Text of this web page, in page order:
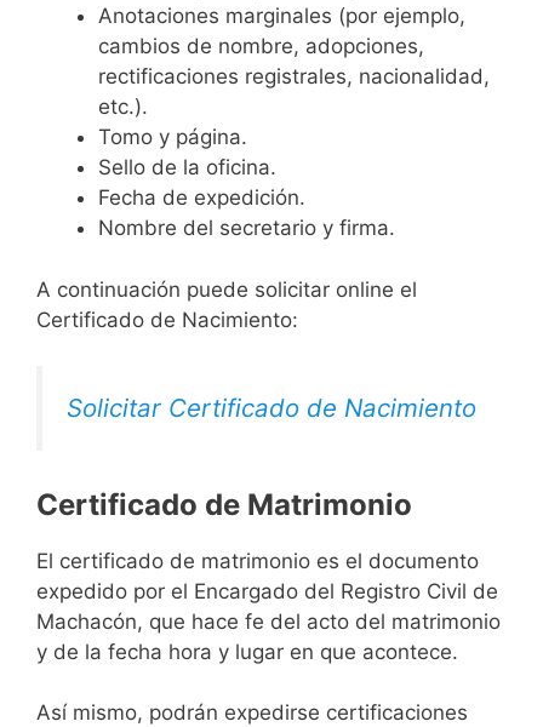
Anotaciones marginales (por ejemplo,
cambios de nombre, adopciones,
rectificaciones registrales, nacionalidad,
etc.).
Tomo y página.
Sello de la oficina.
Fecha de expedición.
Nombre del secretario y firma.
A continuación puede solicitar online el
Certificado de Nacimiento:
Solicitar Certificado de Nacimiento
Certificado de Matrimonio
El certificado de matrimonio es el documento
expedido por el Encargado del Registro Civil de
Machacón, que hace fe del acto del matrimonio
y de la fecha hora y lugar en que acontece.
Así mismo, podrán expedirse certificaciones